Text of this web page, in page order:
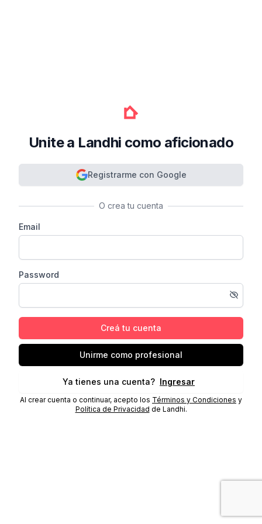
Unite a Landhi como aficionado
Registrarme con Google
O crea tu cuenta
Email
Password
Creá tu cuenta
Unirme como profesional
Ya tienes una cuenta? Ingresar
Al crear cuenta o continuar, acepto los Términos y Condiciones y
Política de Privacidad de Landhi.